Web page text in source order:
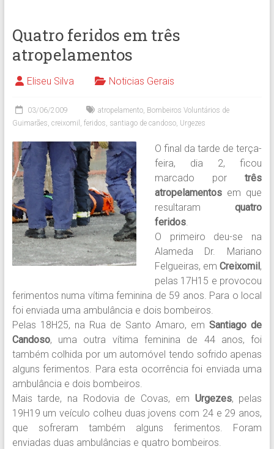
Quatro feridos em três
atropelamentos
Eliseu Silva Noticias Gerais
03/06/2009 atropelamento, Bombeiros Voluntários de
Guimarães, creixomil , feridos, santiago de candoso, Urgezes
O final da tarde de terça-
feira, dia 2, ficou
marcado portrês
atropelamentosem que
resultaramquatro
feridos.
O primeiro deu-se na
Alameda Dr. Mariano
Felgueiras, emCreixomil,
pelas 17H15 e provocou
ferimentos numa vítima feminina de 59 anos. Para o local
foi enviada uma ambulância e dois bombeiros.
Pelas 18H25, na Rua de Santo Amaro, emSantiago de
Candoso, uma outra vítima feminina de 44 anos, foi
também colhida por um automóvel tendo sofrido apenas
alguns ferimentos. Para esta ocorrência foi enviada uma
ambulância e dois bombeiros.
Mais tarde, na Rodovia de Covas, em Urgezes, pelas
19H19 um veículo colheu duas jovens com 24 e 29 anos,
que sofreram também alguns ferimentos. Foram
enviadas duas ambulâncias e quatro bombeiros.